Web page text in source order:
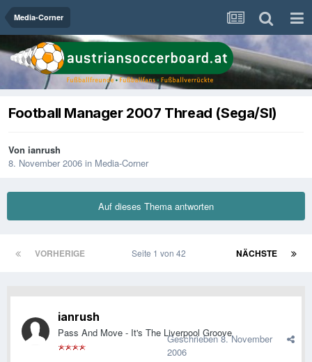
Media-Corner
Football Manager 2007 Thread (Sega/SI)
Von ianrush
8. November 2006 in Media-Corner
Auf dieses Thema antworten
VORHERIGE NÄCHSTE
Seite 1 von 42
ianrush
Pass And Move - It's The Liverpool Groove
Geschrieben8. November
2006